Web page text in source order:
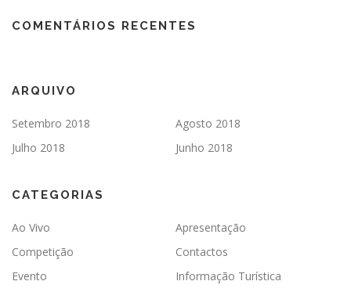
COMENTÁRIOS RECENTES
ARQUIVO
Setembro 2018
Agosto 2018
Julho 2018
Junho 2018
CATEGORIAS
Ao Vivo
Apresentação
Competição
Contactos
Evento
Informação Turística